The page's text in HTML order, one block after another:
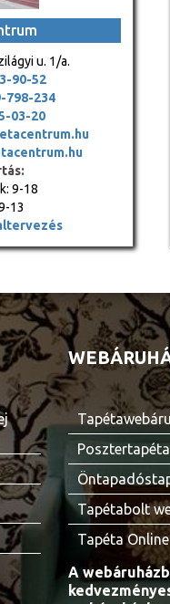
u. 1/a.
90-52
798-234
03-20
9-18
13
Tapétabolt
Tapéta
A